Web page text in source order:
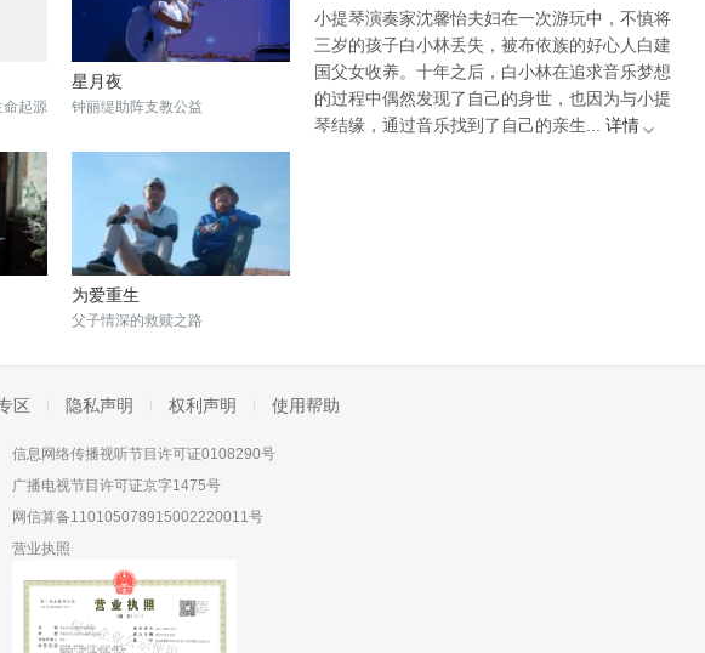
命起源
星月夜
钟丽缇助阵支教公益
为爱重生
父子情深的救赎之路
小提琴演奏家沈馨怡夫妇在一次游玩中，不慎将
三岁的孩子白小林丢失，被布依族的好心人白建
国父女收养。十年之后，白小林在追求音乐梦想
的过程中偶然发现了自己的身世，也因为与小提
琴结缘，通过音乐找到了自己的亲生...
详情
区 隐私声明 权利声明 使用帮助
信息网络传播视听节目许可证0108290号
广播电视节目许可证京字1475号
网信算备110105078915002220011号
营业执照